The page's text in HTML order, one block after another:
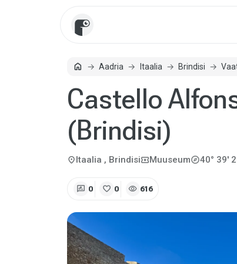
homeAvalehtAadria Itaalia Brindisi
Castello
(Brindisi)
location_onItaalia , Brindisilocal_activityMuuseumexplore40° 39'
rate_review 0 favorite 0 visibility 616